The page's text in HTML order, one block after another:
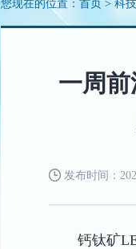
您现在的位置： 首页 > 科
一周
发布时间：
钙钛矿